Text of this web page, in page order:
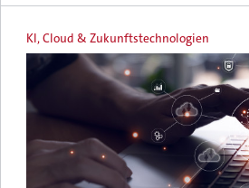
KI, Cloud & Zukunftstechnologien